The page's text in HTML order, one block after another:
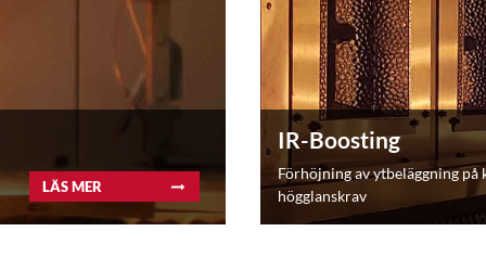
LÄS MER
IR-Boosting
Förhöjning av ytbeläggning på
högglanskrav